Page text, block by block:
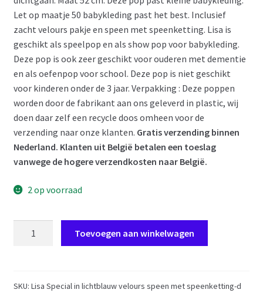
Let op maatje 50 babykleding past het best. Inclusief
zacht velours pakje en speen met speenketting. Lisa is
geschikt als speelpop en als show pop voor babykleding.
Deze pop is ook zeer geschikt voor ouderen met dementie
en als oefenpop voor school. Deze pop is niet geschikt
voor kinderen onder de 3 jaar. Verpakking : Deze poppen
worden door de fabrikant aan ons geleverd in plastic, wij
doen daar zelf een recycle doos omheen voor de
verzending naar onze klanten. Gratis verzending binnen
Nederland. Klanten uit België betalen een toeslag
vanwege de hogere verzendkosten naar België.
2 op voorraad
body
Toevoegen aan winkelwagen
SKU: Lisa Special in lichtblauw velours speen met speenketting-d